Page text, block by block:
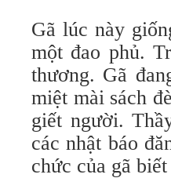
Gã lúc này
một đao phủ.
thương. Gã
miệt mài sách
giết người.
các nhật báo
chức của gã